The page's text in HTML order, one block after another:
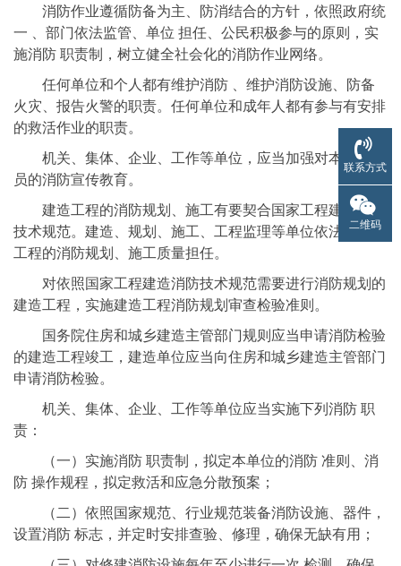
消防作业遵循防备为主、防消结合的方针，依照政府统
一 、部门依法监管、单位 担任、公民积极参与的原则，实
施消防 职责制，树立健全社会化的消防作业网络。
任何单位和个人都有维护消防 、维护消防设施、防备
火灾、报告火警的职责。任何单位和成年人都有参与有安排
的救活作业的职责。
机关、集体、企业、工作等单位，应当加强对本单位人
员的消防宣传教育。
建造工程的消防规划、施工有要契合国家工程建造消防
技术规范。建造、规划、施工、工程监理等单位依法对建造
工程的消防规划、施工质量担任。
对依照国家工程建造消防技术规范需要进行消防规划的
建造工程，实施建造工程消防规划审查检验准则。
国务院住房和城乡建造主管部门规则应当申请消防检验
的建造工程竣工，建造单位应当向住房和城乡建造主管部门
申请消防检验。
机关、集体、企业、工作等单位应当实施下列消防 职
责：
（一）实施消防 职责制，拟定本单位的消防 准则、消
防 操作规程，拟定救活和应急分散预案；
（二）依照国家规范、行业规范装备消防设施、器件，
设置消防 标志，并定时安排查验、修理，确保无缺有用；
联系方式
二维码